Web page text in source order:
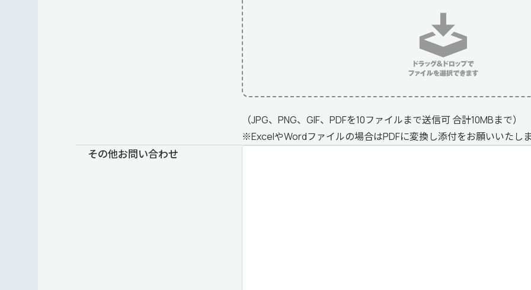
（JPG、PNG、GIF、PDFを10ファイルまで送信可 合計10MBまで）
※ExcelやWordファイルの場合はPDFに変換し添付をお願いいたし
その他お問い合わせ